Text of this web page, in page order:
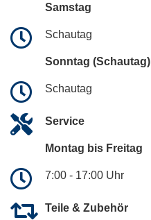
Samstag
Schautag
Sonntag (Schautag)
Schautag
Service
Montag bis Freitag
7:00 - 17:00 Uhr
Teile & Zubehör